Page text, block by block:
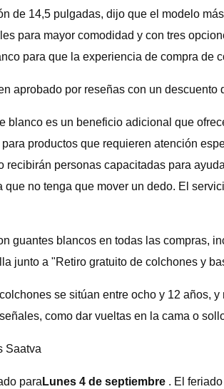
de 14,5 pulgadas, dijo que el modelo
para mayor comodidad y con tres
para que la experiencia de compra de
aprobado por reseñas con un descuento
blanco es un beneficio adicional que
productos que requieren atención
recibirán personas capacitadas para
no tenga que mover un dedo. El
guantes blancos en todas las compras,
junto a "Retiro gratuito de colchones y
se sitúan entre ocho y 12 años,
como dar vueltas en la cama o
Saatva
paraLunes 4 de septiembre . El